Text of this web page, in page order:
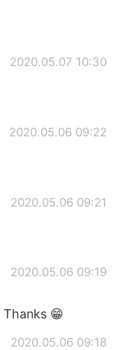
2020.05.07 10:30
2020.05.06 09:22
2020.05.06 09:21
2020.05.06 09:19
😁
2020.05.06 09:18